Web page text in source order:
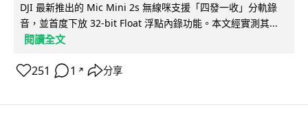
DJI 最新推出的 Mic Mini 2s 無線咪支援「四發一收」分軌錄
音，並首度下放 32-bit Float 浮點內錄功能。本文經實測其...
閱讀全文
251 1 ↗ 分享